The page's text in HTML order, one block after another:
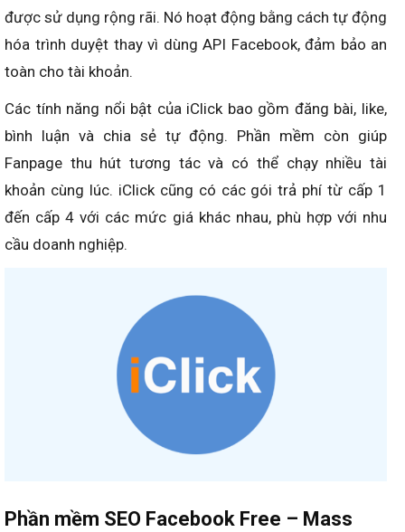
được sử dụng rộng rãi. Nó hoạt động bằng cách tự động
hóa trình duyệt thay vì dùng API Facebook, đảm bảo an
toàn cho tài khoản.
Các tính năng nổi bật của iClick bao gồm đăng bài, like,
bình luận và chia sẻ tự động. Phần mềm còn giúp
Fanpage thu hút tương tác và có thể chạy nhiều tài
khoản cùng lúc. iClick cũng có các gói trả phí từ cấp 1
đến cấp 4 với các mức giá khác nhau, phù hợp với nhu
cầu doanh nghiệp.
Phần mềm SEO Facebook Free – Mass